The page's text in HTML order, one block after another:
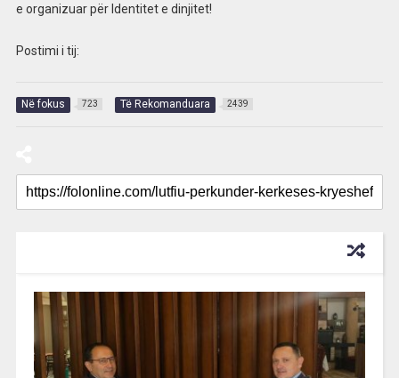
e organizuar për Identitet e dinjitet!
Postimi i tij:
Në fokus 723 Të Rekomanduara 2439